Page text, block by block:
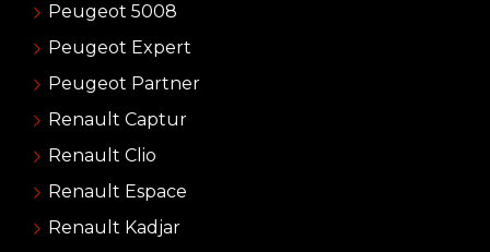
Peugeot 5008
Peugeot Expert
Peugeot Partner
Renault Captur
Renault Clio
Renault Espace
Renault Kadjar